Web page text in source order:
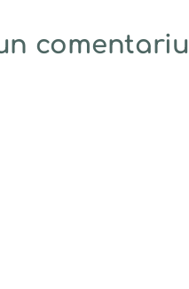
comentariu